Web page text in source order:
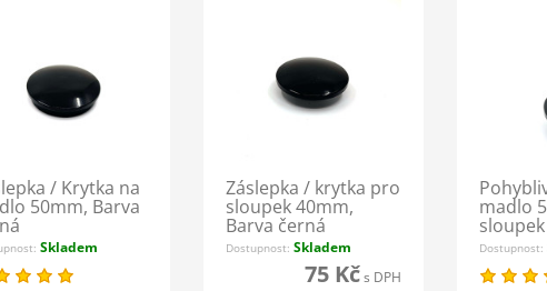
/ Krytka na
50mm, Barva
Skladem
Záslepka / krytka pro
sloupek 40mm,
Barva černá
Dostupnost:Skladem
75 Kčs DPH
madlo
Barva
Dostupnost: